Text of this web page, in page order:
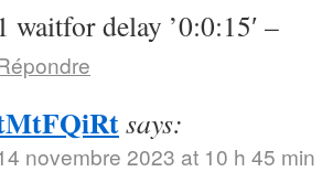
1 waitfor delay ’0:0:15′ –
says:
novembre 2023 at 10 h 45 min